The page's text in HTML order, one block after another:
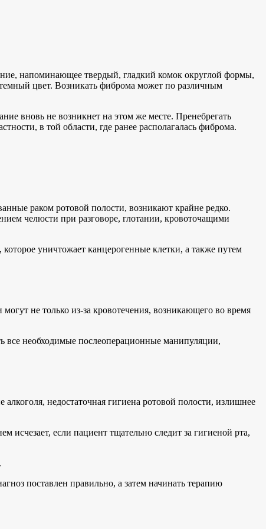
напоминающее твердый, гладкий комок округлой формы,
цвет. Возникать фиброма может по различным
вновь не возникнет на этом же месте. Пренебрегать
в той области, где ранее располагалась фиброма.
раком ротовой полости, возникают крайне редко.
челюсти при разговоре, глотании, кровоточащими
уничтожает канцерогенные клетки, а также путем
не только из-за кровотечения, возникающего во время
все необходимые послеоперационные манипуляции,
недостаточная гигиена ротовой полости, излишнее
если пациент тщательно следит за гигиеной рта,
поставлен правильно, а затем начинать терапию